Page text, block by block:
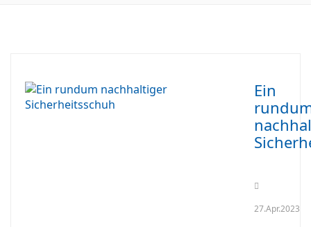
Ein
27.Apr.2023